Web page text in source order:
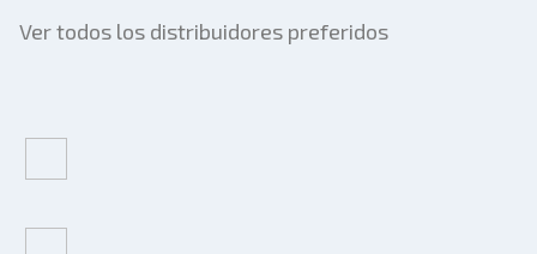
Ver todos los distribuidores preferidos